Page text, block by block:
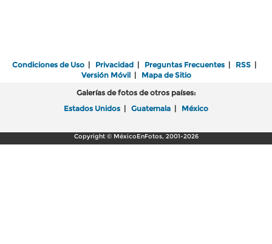
Condiciones de Uso | Privacidad | Preguntas Frecuentes | RSS |
Versión Móvil| Mapa de Sitio
Galerías de fotos de otros países:
Estados Unidos | Guatemala | México
Copyright © MéxicoEnFotos, 2001-2026